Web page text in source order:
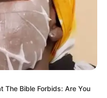
καθορίζουν το
ημερολόγιο, σε
οι οποίοι
τους στοπαλαιό
The Bible Forbids: Are You